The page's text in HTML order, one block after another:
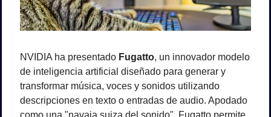
NVIDIA ha presentado Fugatto, un innovador modelo
de inteligencia artificial diseñado para generar y
transformar música, voces y sonidos utilizando
descripciones en texto o entradas de audio. Apodado
como una "navaja suiza del sonido", Fugatto permite